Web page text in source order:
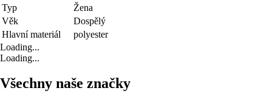
Typ
Žena
Věk
Dospělý
Hlavní materiál
polyester
Loading...
Loading...
Všechny naše značky